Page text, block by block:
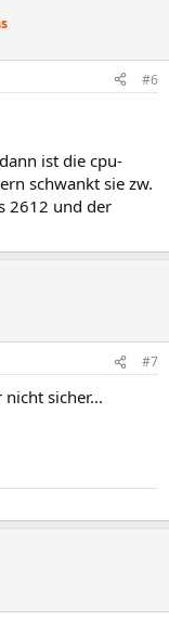
#6
ist die cpu-
schwankt sie zw.
2612 und der
#7
sicher...